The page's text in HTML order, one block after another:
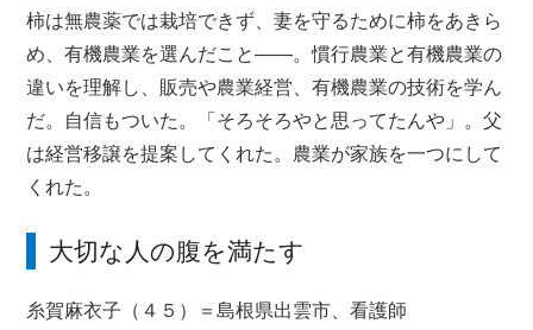
柿は無農薬では栽培できず、妻を守るために柿をあきら
め、有機農業を選んだこと――。慣行農業と有機農業の
違いを理解し、販売や農業経営、有機農業の技術を学ん
だ。自信もついた。「そろそろやと思ってたんや」。父
は経営移譲を提案してくれた。農業が家族を一つにして
くれた。
大切な人の腹を満たす
糸賀麻衣子（４５）＝島根県出雲市、看護師